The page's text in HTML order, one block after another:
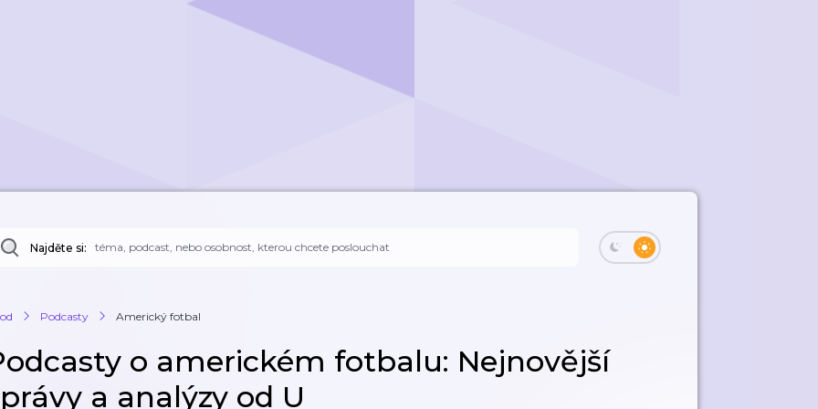
Najděte si:
Podcasty Americký fotbal
o americkém fotbalu: Nejnovější
a analýzy od U